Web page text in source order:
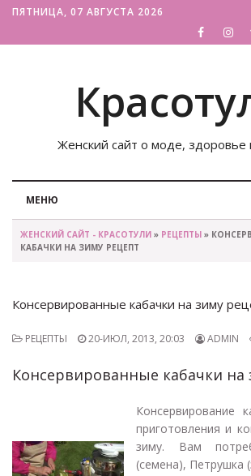
ПЯТНИЦА, 07 АВГУСТА 2026
Женский сайт о моде, здоровье
МЕНЮ
ЖЕНСКИЙ САЙТ - КРАСОТУЛИ » РЕЦЕПТЫ »
КАБАЧКИ НА ЗИМУ РЕЦЕПТ
Консервированные кабачки на зиму
РЕЦЕПТЫ 20-ИЮЛ, 2013, 20:03 ADMIN
Консервированные кабачки на
Консервирование
приготовления и
зиму. Вам
(семена), Петрушка